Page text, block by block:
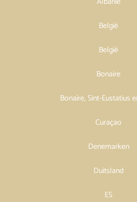
België
België
Bonaire
Bonaire, Sint-Eustatius
Curaçao
Denemarken
Duitsland
ES